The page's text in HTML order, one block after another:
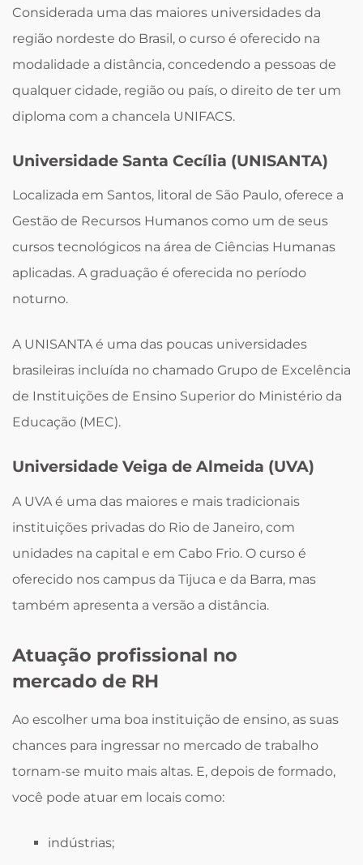
Considerada uma das maiores universidades da
região nordeste do Brasil, o curso é oferecido na
modalidade a distância, concedendo a pessoas de
qualquer cidade, região ou país, o direito de ter um
diploma com a chancela UNIFACS.
Universidade Santa Cecília (UNISANTA)
Localizada em Santos, litoral de São Paulo, oferece a
Gestão de Recursos Humanos como um de seus
cursos tecnológicos na área de Ciências Humanas
aplicadas. A graduação é oferecida no período
noturno.
A UNISANTA é uma das poucas universidades
brasileiras incluída no chamado Grupo de Excelência
de Instituições de Ensino Superior do Ministério da
Educação (MEC).
Universidade Veiga de Almeida (UVA)
A UVA é uma das maiores e mais tradicionais
instituições privadas do Rio de Janeiro, com
unidades na capital e em Cabo Frio. O curso é
oferecido nos campus da Tijuca e da Barra, mas
também apresenta a versão a distância.
Atuação profissional no
mercado de RH
Ao escolher uma boa instituição de ensino, as suas
chances para ingressar no mercado de trabalho
tornam-se muito mais altas. E, depois de formado,
você pode atuar em locais como:
indústrias;